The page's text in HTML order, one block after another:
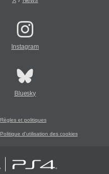
Instagram
Bluesky
Règles et politiques
Politique d'utilisation des cookies